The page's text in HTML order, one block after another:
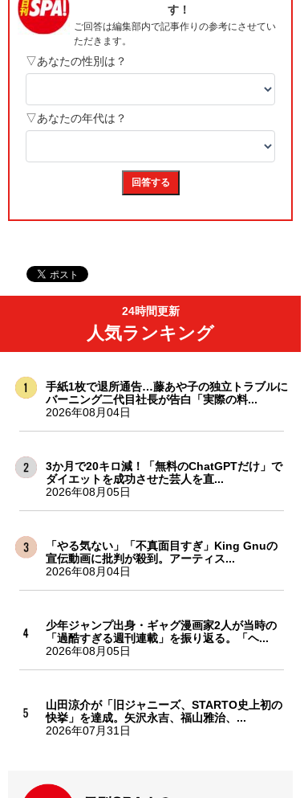
24時間更新
人気ランキング
手紙1枚で退所通告…藤あや子の独立トラブルに
バーニング二代目社長が告白「実際の料...
2026年08月04日
3か月で20キロ減！「無料のChatGPTだけ」で
ダイエットを成功させた芸人を直...
2026年08月05日
「やる気ない」「不真面目すぎ」King Gnuの
宣伝動画に批判が殺到。アーティス...
2026年08月04日
少年ジャンプ出身・ギャグ漫画家2人が当時の
「過酷すぎる週刊連載」を振り返る。「ヘ...
2026年08月05日
山田涼介が「旧ジャニーズ、STARTO史上初の
快挙」を達成。矢沢永吉、福山雅治、...
2026年07月31日